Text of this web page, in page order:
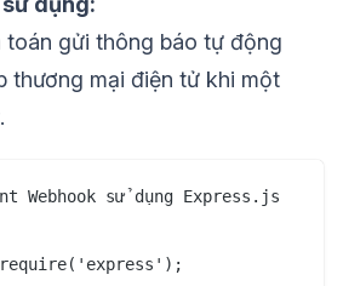
toán gửi thông báo tự động
thương mại điện tử khi một
Webhook sử dụng Express.js